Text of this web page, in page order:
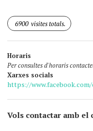
6900 visites totals.
Horaris
Per consultes d'horaris
Xarxes socials
https://
Vols contactar amb el